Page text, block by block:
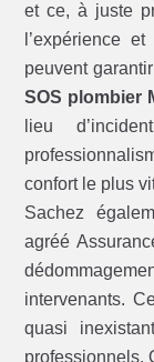
et ce, à juste
l’expérience
peuvent
SOS plombier
lieu
confort le plus
Sachez
agréé
intervenants.
quasi
professionnels.